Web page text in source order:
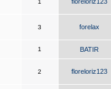
1
3 forelax
1 BATIR
2 floreloriz123